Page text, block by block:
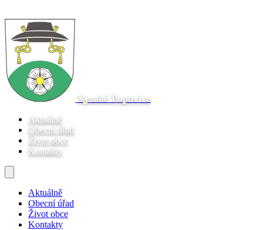
Vysoké Popovice
Aktuálně
Obecní úřad
Život obce
Kontakty
Aktuálně
Obecní úřad
Život obce
Kontakty